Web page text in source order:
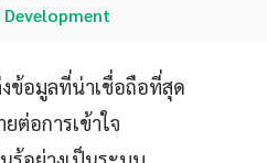
Development
ข้อมูลที่น่าเชื่อถือที่สุด
ต่อการเข้าใจ